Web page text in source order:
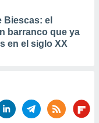
Biescas: el
barranco que ya
en el siglo XX